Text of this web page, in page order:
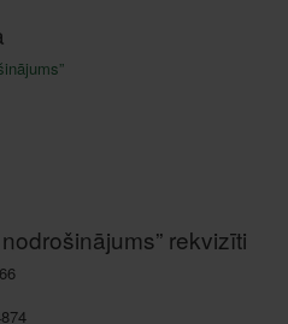
rekvizīti